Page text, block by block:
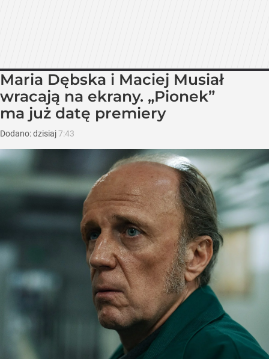
Maria Dębska i Maciej Musiał
wracają na ekrany. „Pionek”
ma już datę premiery
Dodano:dzisiaj7:43